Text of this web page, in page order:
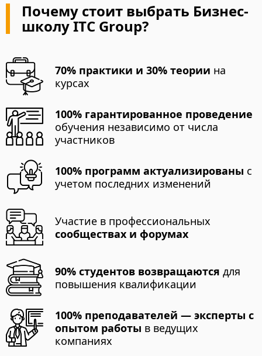
Почему стоит выбрать Бизнес-
школу ITC Group?
70% практики и 30% теории на
курсах
100% гарантированное проведение
обучения независимо от числа
участников
100% программ актуализированы с
учетом последних изменений
Участие в профессиональных
сообществах и форумах
90% студентов возвращаются для
повышения квалификации
100% преподавателей — эксперты с
опытом работы в ведущих
компаниях